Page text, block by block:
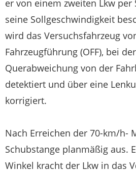
er von einem zweiten Lkw per
seine Sollgeschwindigkeit
wird das Versuchsfahrzeug
Fahrzeugführung (OFF), bei
Querabweichung von der
detektiert und über eine
korrigiert.
Nach Erreichen der 70-km/h-
Schubstange planmäßig aus.
Winkel kracht der Lkw in das